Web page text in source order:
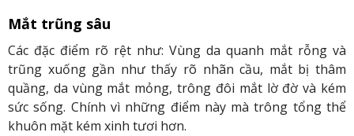
Mắt trũng sâu
Các đặc điểm rõ rệt như: Vùng da quanh mắt rỗng và
trũng xuống gần như thấy rõ nhãn cầu, mắt bị thâm
quầng, da vùng mắt mỏng, trông đôi mắt lờ đờ và kém
sức sống. Chính vì những điểm này mà trông tổng thể
khuôn mặt kém xinh tươi hơn.